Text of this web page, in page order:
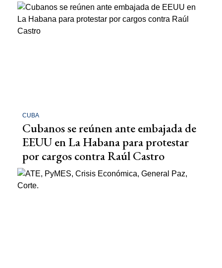
CUBA
Cubanos se reúnen ante embajada de
EEUU en La Habana para protestar
por cargos contra Raúl Castro